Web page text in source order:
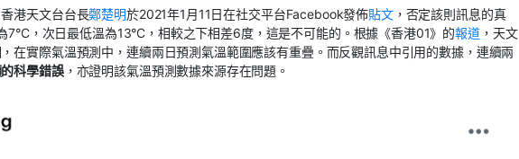
港天文台台長鄭楚明於2021年1月11日在社交平台Facebook發佈貼文，否定該則訊息的真
7°C，次日最低溫為13°C，相較之下相差6度，這是不可能的。根據《香港01》的報道，天文
在實際氣溫預測中，連續兩日預測氣溫範圍應該有重疊。而反觀訊息中引用的數據，連續兩
科學錯誤，亦證明該氣溫預測數據來源存在問題。